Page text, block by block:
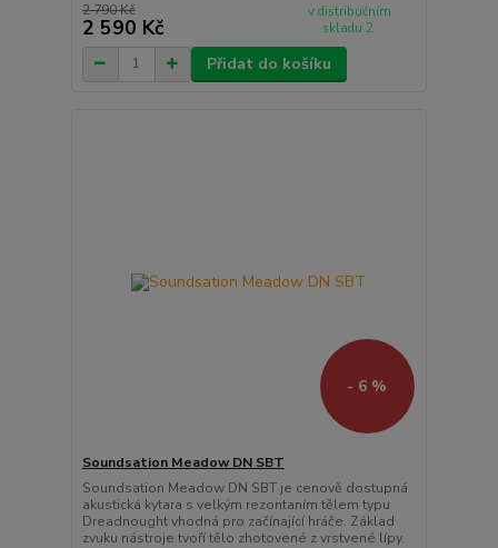
2 790 Kč
2 590 Kč
v distribučním
skladu 2
Přidat do košíku
- 6 %
Soundsation Meadow DN SBT
Soundsation Meadow DN SBT je cenově dostupná
akustická kytara s velkým rezontaním tělem typu
Dreadnought vhodná pro začínající hráče. Základ
zvuku nástroje tvoří tělo zhotovené z vrstvené lípy.